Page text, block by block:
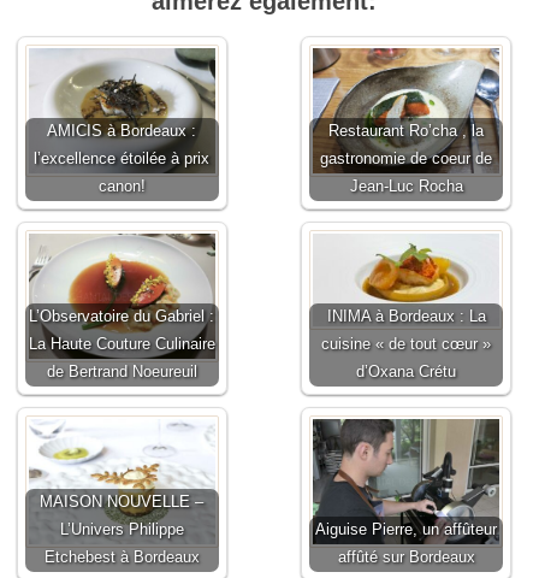
AMICIS à Bordeaux :
l’excellence étoilée à prix
canon!
Restaurant Ro’cha , la
gastronomie de coeur de
Jean-Luc Rocha
L’Observatoire du Gabriel :
La Haute Couture Culinaire
de Bertrand Noeureuil
INIMA à Bordeaux : La
cuisine « de tout cœur »
d’Oxana Crétu
MAISON NOUVELLE –
L’Univers Philippe
Etchebest à Bordeaux
Aiguise Pierre, un affûteur
affûté sur Bordeaux